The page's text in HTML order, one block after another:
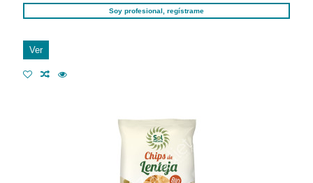
Soy profesional, regístrame
Ver